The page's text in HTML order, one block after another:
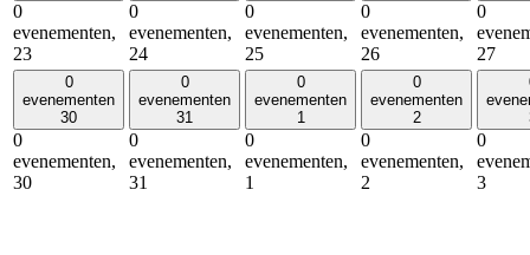
0
evenementen,
23
0
evenementen,
24
0
evenementen,
25
0
evenementen,
26
0
27
0
evenementen
30
0
evenementen,
30
0
evenementen
31
0
evenementen,
31
0
evenementen
1
0
evenementen,
1
0
evenementen
2
0
evenementen,
2
0
3